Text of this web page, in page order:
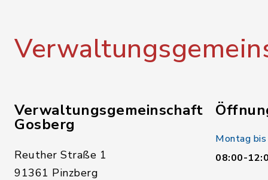
Verwaltungsgemeinschaft
Gosberg
Reuther Straße 1
91361 Pinzberg
Montag
08:00-